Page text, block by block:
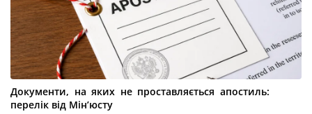
Документи, на яких не проставляється апостиль:
перелік від Мін’юсту